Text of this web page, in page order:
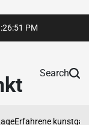
:26:51 PM
Search
Erfahrene